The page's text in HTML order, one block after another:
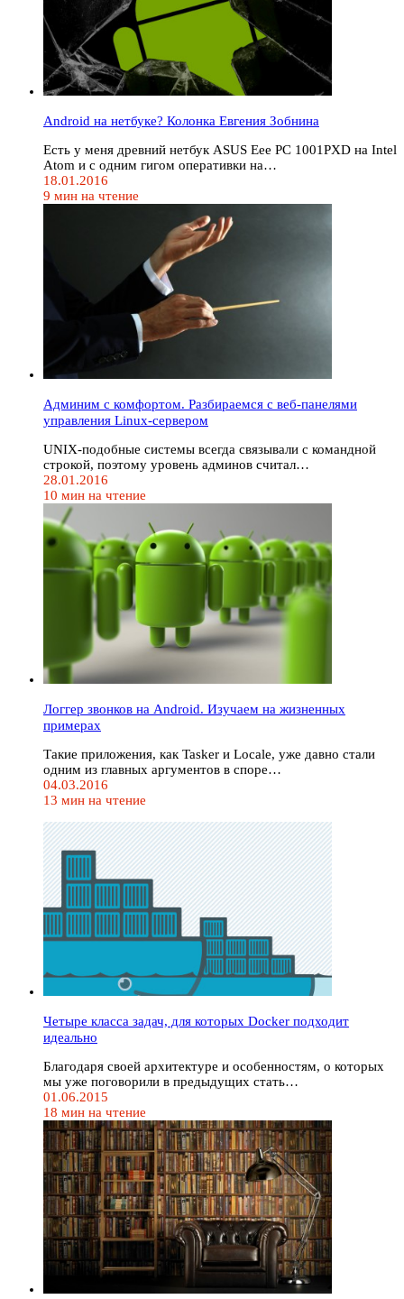
Android на нетбуке? Колонка Евгения Зобнина
Есть у меня древний нетбук ASUS Eee PC 1001PXD на Intel
Atom и с одним гигом оперативки на…
18.01.2016
9 мин на чтение
Админим с комфортом. Разбираемся с веб-панелями
управления Linux-сервером
UNIX-подобные системы всегда связывали с командной
строкой, поэтому уровень админов считал…
28.01.2016
10 мин на чтение
Логгер звонков на Android. Изучаем на жизненных
примерах
Такие приложения, как Tasker и Locale, уже давно стали
одним из главных аргументов в споре…
04.03.2016
13 мин на чтение
Четыре класса задач, для которых Docker подходит
идеально
Благодаря своей архитектуре и особенностям, о которых
мы уже поговорили в предыдущих стать…
01.06.2015
18 мин на чтение